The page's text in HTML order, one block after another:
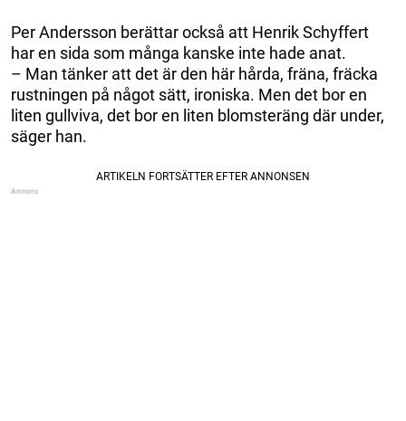
Per Andersson berättar också att Henrik Schyffert
har en sida som många kanske inte hade anat.
– Man tänker att det är den här hårda, fräna, fräcka
rustningen på något sätt, ironiska. Men det bor en
liten gullviva, det bor en liten blomsteräng där under,
säger han.